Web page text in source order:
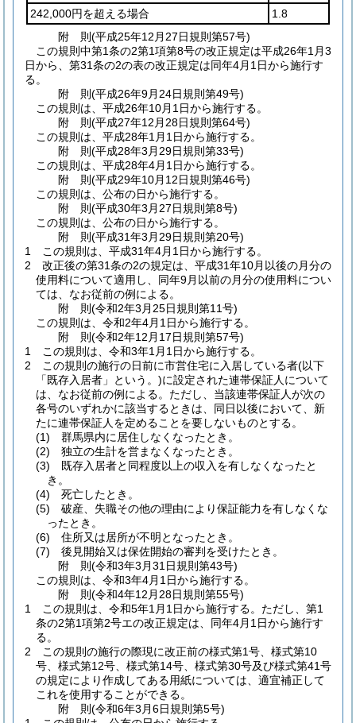
242,000円を超える場合
1.8
附 則(平成25年12月27日規則第57号)
この規則中第1条の2第1項第8号の改正規定は平成26年1月3
日から、第31条の2の表の改正規定は同年4月1日から施行す
る。
附 則(平成26年9月24日規則第49号)
この規則は、平成26年10月1日から施行する。
附 則(平成27年12月28日規則第64号)
この規則は、平成28年1月1日から施行する。
附 則(平成28年3月29日規則第33号)
この規則は、平成28年4月1日から施行する。
附 則(平成29年10月12日規則第46号)
この規則は、公布の日から施行する。
附 則(平成30年3月27日規則第8号)
この規則は、公布の日から施行する。
附 則(平成31年3月29日規則第20号)
1
この規則は、平成31年4月1日から施行する。
2
改正後の第31条の2の規定は、平成31年10月以後の月分の
使用料について適用し、同年9月以前の月分の使用料につい
ては、なお従前の例による。
附 則(令和2年3月25日規則第11号)
この規則は、令和2年4月1日から施行する。
附 則(令和2年12月17日規則第57号)
1
この規則は、令和3年1月1日から施行する。
2
この規則の施行の日前に市営住宅に入居している者(以下
「既存入居者」という。)に設定された連帯保証人について
は、なお従前の例による。 ただし、当該連帯保証人が次の
各号のいずれかに該当するときは、同日以後において、新
たに連帯保証人を定めることを要しないものとする。
(1)
群馬県内に居住しなくなったとき。
(2)
独立の生計を営まなくなったとき。
(3)
既存入居者と同程度以上の収入を有しなくなったと
き。
(4)
死亡したとき。
(5)
破産、失職その他の理由により保証能力を有しなくな
ったとき。
(6)
住所又は居所が不明となったとき。
(7)
後見開始又は保佐開始の審判を受けたとき。
附 則(令和3年3月31日規則第43号)
この規則は、令和3年4月1日から施行する。
附 則(令和4年12月28日規則第55号)
1
この規則は、令和5年1月1日から施行する。 ただし、第1
条の2第1項第2号エの改正規定は、同年4月1日から施行す
る。
2
この規則の施行の際現に改正前の様式第1号、様式第10
号、様式第12号、様式第14号、様式第30号及び様式第41号
の規定により作成してある用紙については、適宜補正して
これを使用することができる。
附 則(令和6年3月6日規則第5号)